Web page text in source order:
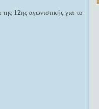
της 12ης αγωνιστικής για το